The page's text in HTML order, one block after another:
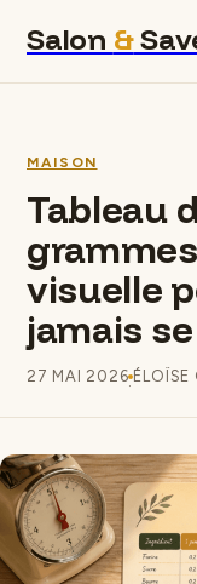
Salon &
Gastronomie
Bricolage
Déco
MAISON
Tableau
visuelle
jamais
27 MAI 2026·ÉLOÏSE